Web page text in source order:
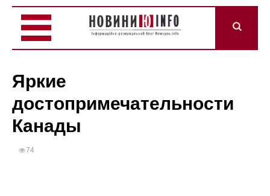
Яркие
достопримечательности
Канады
74